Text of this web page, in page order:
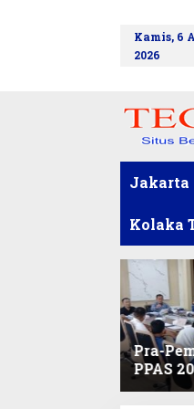
Kamis, 6
2026
Jakarta
Kolaka
Pra-
PPAS